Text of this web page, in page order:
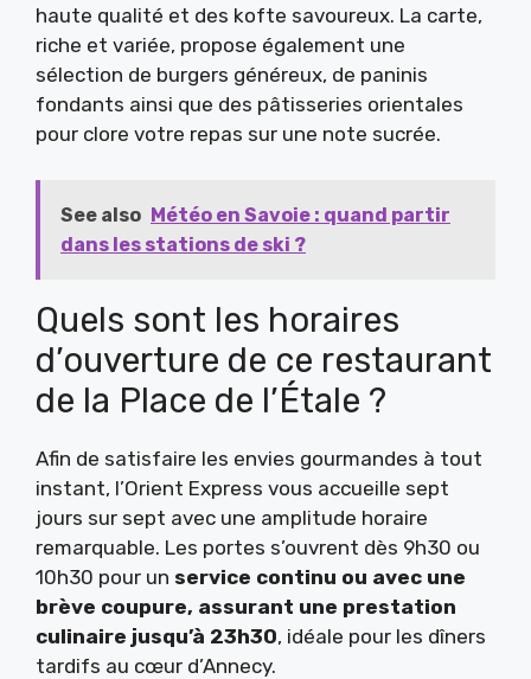
haute qualité et des kofte savoureux. La carte,
riche et variée, propose également une
sélection de burgers généreux, de paninis
fondants ainsi que des pâtisseries orientales
pour clore votre repas sur une note sucrée.
See also Météo en Savoie : quand partir
dans les stations de ski ?
Quels sont les horaires
d’ouverture de ce restaurant
de la Place de l’Étale ?
Afin de satisfaire les envies gourmandes à tout
instant, l’Orient Express vous accueille sept
jours sur sept avec une amplitude horaire
remarquable. Les portes s’ouvrent dès 9h30 ou
10h30 pour un service continu ou avec une
brève coupure, assurant une prestation
culinaire jusqu’à 23h30, idéale pour les dîners
tardifs au cœur d’Annecy.